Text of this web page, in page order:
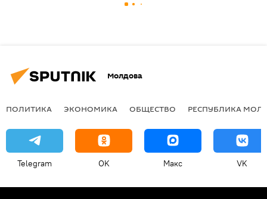
Молдова
ПОЛИТИКА ЭКОНОМИКА ОБЩЕСТВО РЕСПУБЛИКА
Telegram OK Макс VK